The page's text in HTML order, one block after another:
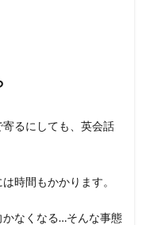
るにしても、英会話
時間もかかります。
なくなる…そんな事態